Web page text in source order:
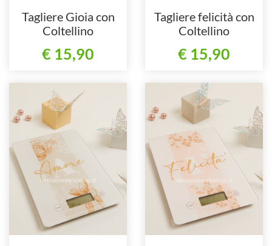
Tagliere Gioia con
Coltellino
€ 15,90
Tagliere felicità con
Coltellino
€ 15,90